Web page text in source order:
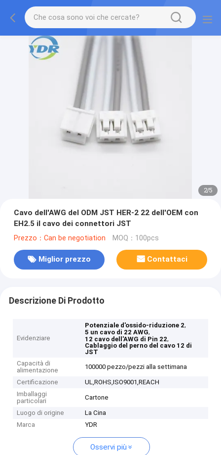
2/5
Cavo dell'AWG del ODM JST HER-2 22 dell'OEM con
EH2.5 il cavo dei connettori JST
Prezzo：Can be negotiation MOQ：100pcs
Miglior prezzo Contattaci
Descrizione Di Prodotto
Evidenziare
Potenziale d'ossido-riduzione 2,
5 un cavo di 22 AWG,
12 cavo dell'AWG di Pin 22,
Cablaggio del perno del cavo 12 di
JST
Capacità di
alimentazione
100000 pezzo/pezzi alla settimana
Certificazione
UL,ROHS,ISO9001,REACH
Imballaggi
particolari
Cartone
Luogo di origine
La Cina
Marca
YDR
Osservi più